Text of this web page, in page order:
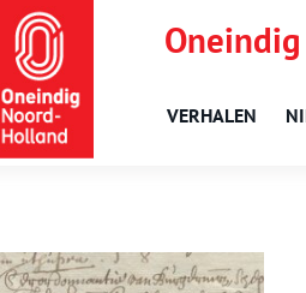
VERHALEN